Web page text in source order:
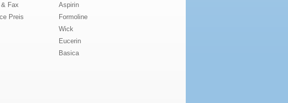
Fax
Preis
Aspirin
Formoline
Wick
Eucerin
Basica